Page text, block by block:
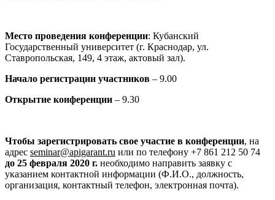
Место проведения конференции: Кубанский
Государственный университет (г. Краснодар, ул.
Ставропольская, 149, 4 этаж, актовый зал).
Начало регистрации участников – 9.00
Открытие конференции – 9.30
Чтобы зарегистрировать свое участие в конференции, на
адрес seminar@apigarant.ru или по телефону +7 861 212 50 74
до 25 февраля 2020 г. необходимо направить заявку с
указанием контактной информации (Ф.И.О., должность,
организация, контактный телефон, электронная почта).